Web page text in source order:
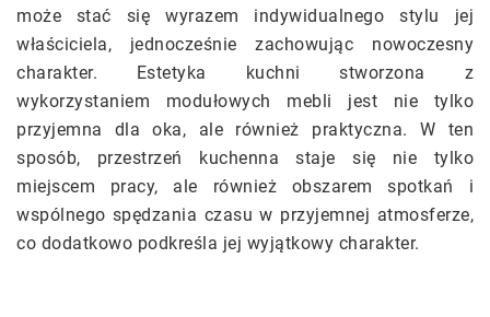
może stać się wyrazem indywidualnego stylu jej
właściciela, jednocześnie zachowując nowoczesny
charakter. Estetyka kuchni stworzona z
wykorzystaniem modułowych mebli jest nie tylko
przyjemna dla oka, ale również praktyczna. W ten
sposób, przestrzeń kuchenna staje się nie tylko
miejscem pracy, ale również obszarem spotkań i
wspólnego spędzania czasu w przyjemnej atmosferze,
co dodatkowo podkreśla jej wyjątkowy charakter.